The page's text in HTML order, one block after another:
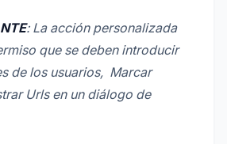
: La acción personalizada
que se deben introducir
de los usuarios, Marcar
Urls en un diálogo de